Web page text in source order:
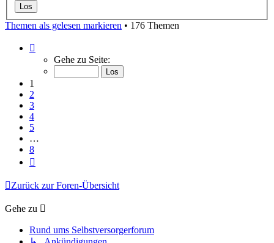
Themen als gelesen markieren • 176 Themen
von
Gehe zu Seite:
1
2
3
4
5
…
8
Zurück zur Foren-Übersicht
Gehe zu
Rund ums Selbstversorgerforum